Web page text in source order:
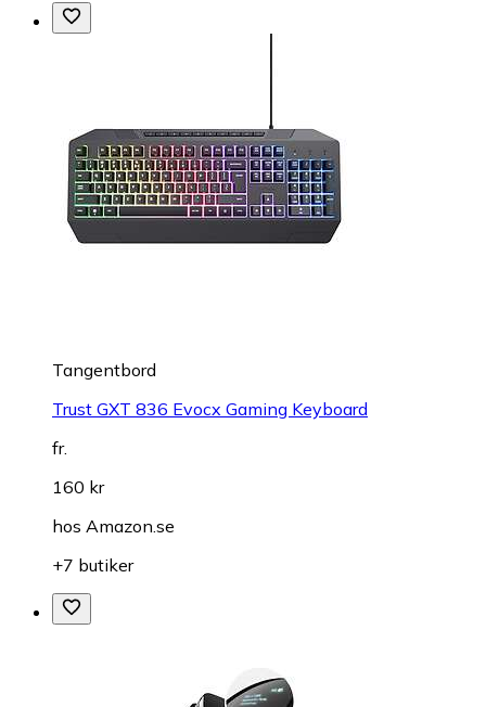
Tangentbord
Trust GXT 836 Evocx Gaming Keyboard
fr.
160 kr
hos Amazon.se
+7 butiker